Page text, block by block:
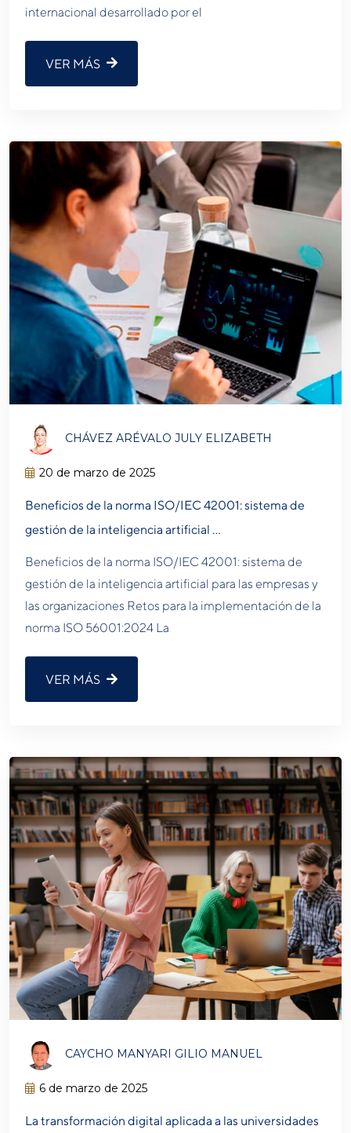
internacional desarrollado por el
VER MÁS
CHÁVEZ ARÉVALO JULY ELIZABETH
20 de marzo de 2025
Beneficios de la norma ISO/IEC 42001: sistema de
gestión de la inteligencia artificial …
Beneficios de la norma ISO/IEC 42001: sistema de
gestión de la inteligencia artificial para las empresas y
las organizaciones Retos para la implementación de la
norma ISO 56001:2024 La
VER MÁS
CAYCHO MANYARI GILIO MANUEL
6 de marzo de 2025
La transformación digital aplicada a las universidades